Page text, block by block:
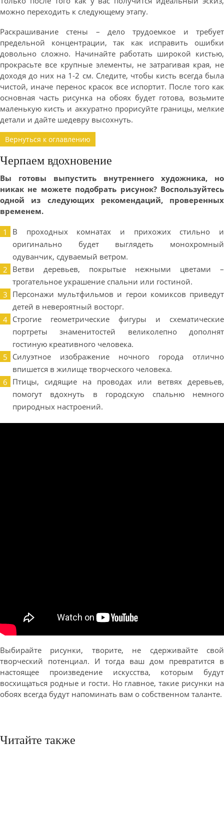
можно переходить к следующему этапу.
Раскрашивание стены – дело трудоемкое и требует
предельной концентрации, так как исправить ошибки
довольно сложно. Начинайте работать широкой кистью,
прокрасьте все крупные элементы, не затрагивая края, не
доходя до них на 1-2 см. Следите, чтобы кисть всегда была
чистой, иначе перенос красок все испортит. После того как
основная часть рисунка на обоях будет готова, возьмите
маленькую кисть и аккуратно прорисуйте границы, мелкие
детали и дайте шедевру высохнуть.
Вернуться к оглавлению
Черпаем вдохновение
Вы готовы выпустить внутреннего художника, но
никак не можете подобрать рисунок? Воспользуйтесь
одной из следующих рекомендаций, проверенных
временем.
В проходных комнатах и прихожих стильно и
оригинально будет выглядеть монохромный
одуванчик, сдуваемый ветром.
Ветви деревьев, покрытые нежными цветами –
трогательное украшение спальни или гостиной.
Персонажи мультфильмов и герои комиксов приведут
детей в невероятный восторг.
Строгие геометрические фигуры и схематические
портреты знаменитостей великолепно дополнят
гостиную креативного человека.
Силуэтное изображение ночного города отлично
впишется в жилище творческого человека.
Птицы, сидящие на проводах или ветвях деревьев,
помогут вдохнуть в городскую спальню немного
природных настроений.
Выбирайте рисунки, творите, не сдерживайте свой
творческий потенциал. И тогда ваш дом превратится в
настоящее произведение искусства, которым будут
восхищаться родные и гости. Но главное, такие рисунки на
обоях всегда будут напоминать вам о собственном таланте.
Читайте также